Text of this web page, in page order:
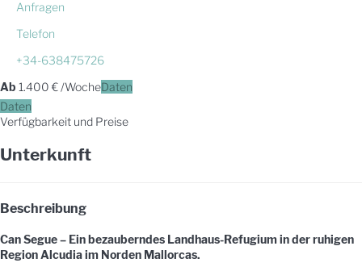
Anfragen
Telefon
+34-638475726
Ab 1.400€/WocheDaten
Daten
Verfügbarkeit und Preise
Unterkunft
Beschreibung
Can Segue – Ein bezauberndes Landhaus-Refugium in der ruhigen
Region Alcudia im Norden Mallorcas.